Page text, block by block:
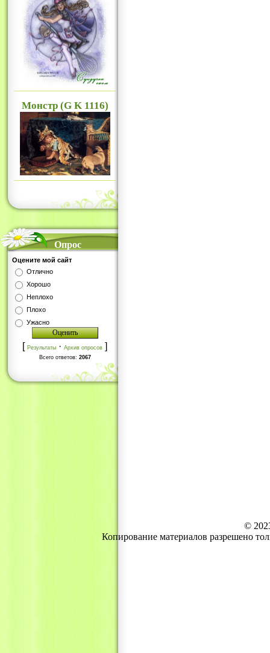
Монстр (G K 1116)
Опрос
Оцените мой сайт
Отлично
Хорошо
Неплохо
Плохо
Ужасно
[ Результаты · Архив опросов ]
Всего ответов: 2067
©
Копирование материалов разрешено